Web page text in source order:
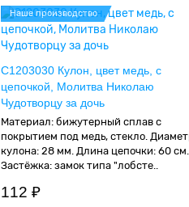
Наше производство
C1203030 Кулон, цвет медь, с
цепочкой, Молитва Николаю
Чудотворцу за дочь
Материал: бижутерный сплав с
покрытием под медь, стекло.
кулона: 28 мм. Длина цепочки: 60 см.
Застёжка: замок типа "лобсте..
112 ₽